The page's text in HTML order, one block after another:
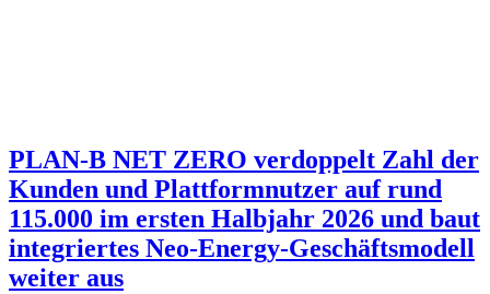
PLAN-B NET ZERO verdoppelt Zahl der
Kunden und Plattformnutzer auf rund
115.000 im ersten Halbjahr 2026 und baut
integriertes Neo-Energy-Geschäftsmodell
weiter aus